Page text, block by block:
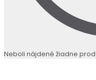
Neboli nájdené žiadne